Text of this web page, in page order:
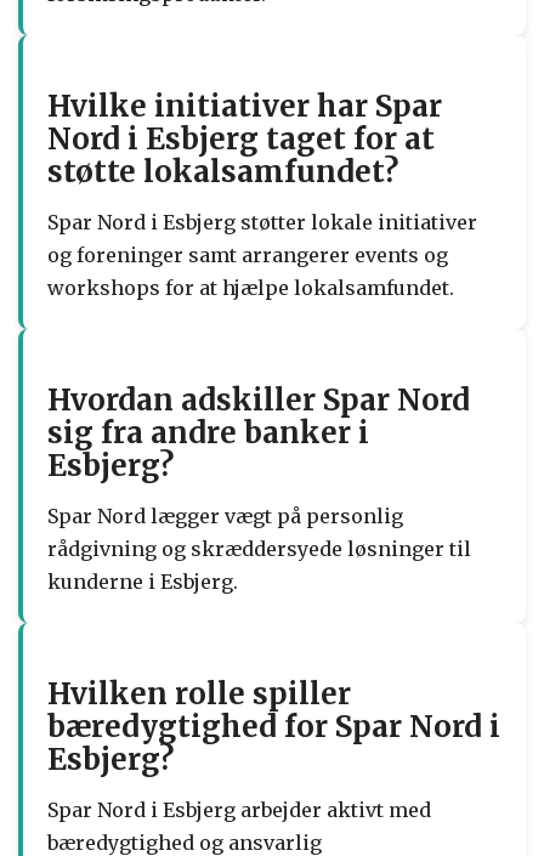
Hvilke initiativer har Spar
Nord i Esbjerg taget for at
støtte lokalsamfundet?
Spar Nord i Esbjerg støtter lokale initiativer
og foreninger samt arrangerer events og
workshops for at hjælpe lokalsamfundet.
Hvordan adskiller Spar Nord
sig fra andre banker i
Esbjerg?
Spar Nord lægger vægt på personlig
rådgivning og skræddersyede løsninger til
kunderne i Esbjerg.
Hvilken rolle spiller
bæredygtighed for Spar Nord i
Esbjerg?
Spar Nord i Esbjerg arbejder aktivt med
bæredygtighed og ansvarlig